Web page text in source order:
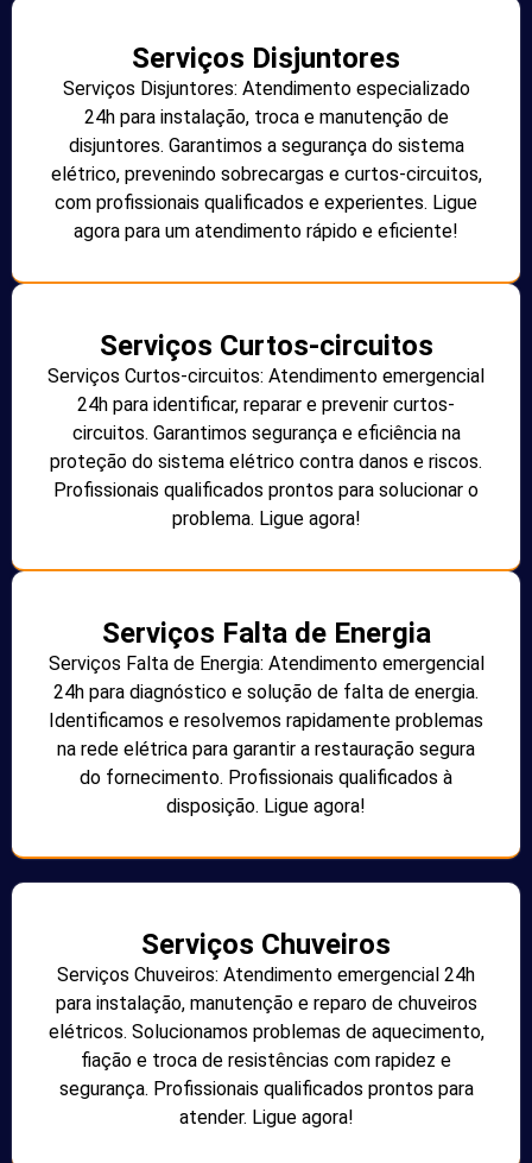
Serviços Disjuntores
Serviços Disjuntores: Atendimento especializado
24h para instalação, troca e manutenção de
disjuntores. Garantimos a segurança do sistema
elétrico, prevenindo sobrecargas e curtos-circuitos,
com profissionais qualificados e experientes. Ligue
agora para um atendimento rápido e eficiente!
Serviços Curtos-circuitos
Serviços Curtos-circuitos: Atendimento emergencial
24h para identificar, reparar e prevenir curtos-
circuitos. Garantimos segurança e eficiência na
proteção do sistema elétrico contra danos e riscos.
Profissionais qualificados prontos para solucionar o
problema. Ligue agora!
Serviços Falta de Energia
Serviços Falta de Energia: Atendimento emergencial
24h para diagnóstico e solução de falta de energia.
Identificamos e resolvemos rapidamente problemas
na rede elétrica para garantir a restauração segura
do fornecimento. Profissionais qualificados à
disposição. Ligue agora!
Serviços Chuveiros
Serviços Chuveiros: Atendimento emergencial 24h
para instalação, manutenção e reparo de chuveiros
elétricos. Solucionamos problemas de aquecimento,
fiação e troca de resistências com rapidez e
segurança. Profissionais qualificados prontos para
atender. Ligue agora!